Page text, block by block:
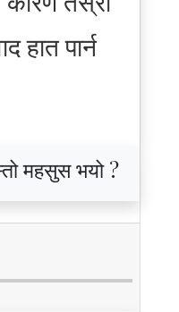
हात पार्न
महसुस भयो ?